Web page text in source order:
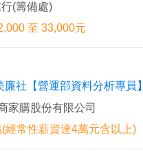
(籌備處)
至 33,000元
廉社【營運部資料分析專員】
家購股份有限公司
經常性薪資達4萬元含以上)